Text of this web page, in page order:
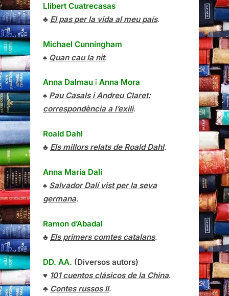
Llibert Cuatrecasas
♣ El pas per la vida al meu país.
Michael Cunningham
♠ Quan cau la nit.
Anna Dalmau i Anna Mora
♠ Pau Casals i Andreu Claret:
correspondència a l’exili.
Roald Dahl
♣ Els millors relats de Roald Dahl.
Anna Maria Dalí
♠ Salvador Dalí vist per la seva
germana.
Ramon d’Abadal
♣ Els primers comtes catalans.
DD. AA. (Diversos autors)
♥ 101 cuentos clásicos de la China.
♣ Contes russos II.